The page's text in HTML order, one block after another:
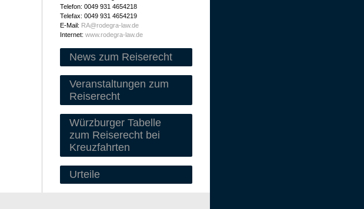
Telefon: 0049 931 4654218
Telefax: 0049 931 4654219
E-Mail: RA@rodegra-law.de
Internet: www.rodegra-law.de
News zum Reiserecht
Veranstaltungen zum
Reiserecht
Würzburger Tabelle
zum Reiserecht bei
Kreuzfahrten
Urteile